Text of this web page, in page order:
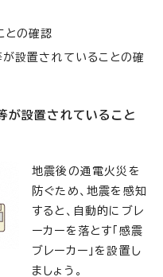
との確認
設置されていることの確
が設置されていること
地震後の通電火災を
防ぐため、地震を感知
すると、自動的にブレ
ーカーを落とす「感震
ブレーカー」を設置し
ましょう。